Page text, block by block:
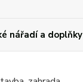
nářadí a doplňky